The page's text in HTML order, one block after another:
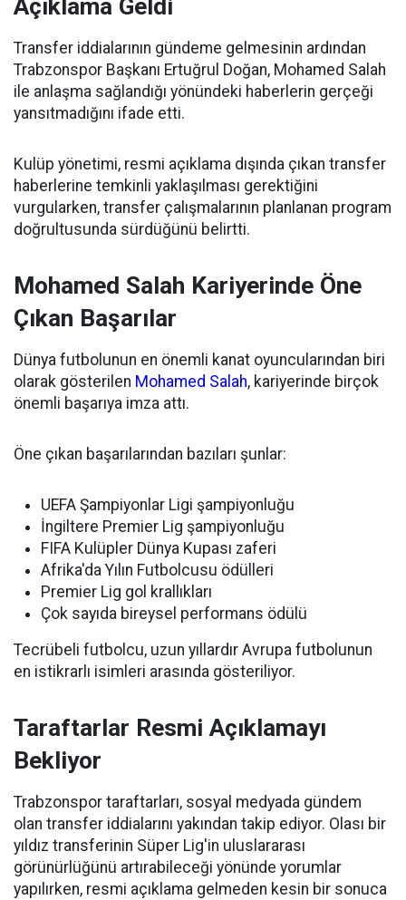
Açıklama Geldi
Transfer iddialarının gündeme gelmesinin ardından
Trabzonspor Başkanı Ertuğrul Doğan, Mohamed Salah
ile anlaşma sağlandığı yönündeki haberlerin gerçeği
yansıtmadığını ifade etti.
Kulüp yönetimi, resmi açıklama dışında çıkan transfer
haberlerine temkinli yaklaşılması gerektiğini
vurgularken, transfer çalışmalarının planlanan program
doğrultusunda sürdüğünü belirtti.
Mohamed Salah Kariyerinde Öne
Çıkan Başarılar
Dünya futbolunun en önemli kanat oyuncularından biri
olarak gösterilen Mohamed Salah, kariyerinde birçok
önemli başarıya imza attı.
Öne çıkan başarılarından bazıları şunlar:
UEFA Şampiyonlar Ligi şampiyonluğu
İngiltere Premier Lig şampiyonluğu
FIFA Kulüpler Dünya Kupası zaferi
Afrika'da Yılın Futbolcusu ödülleri
Premier Lig gol krallıkları
Çok sayıda bireysel performans ödülü
Tecrübeli futbolcu, uzun yıllardır Avrupa futbolunun
en istikrarlı isimleri arasında gösteriliyor.
Taraftarlar Resmi Açıklamayı
Bekliyor
Trabzonspor taraftarları, sosyal medyada gündem
olan transfer iddialarını yakından takip ediyor. Olası bir
yıldız transferinin Süper Lig'in uluslararası
görünürlüğünü artırabileceği yönünde yorumlar
yapılırken, resmi açıklama gelmeden kesin bir sonuca